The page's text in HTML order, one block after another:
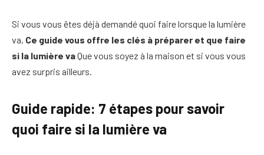
Si vous vous êtes déjà demandé quoi faire lorsque la lumière
va, Ce guide vous offre les clés à préparer et que faire
si la lumière vaQue vous soyez à la maison et si vous vous
avez surpris ailleurs.
Guide rapide: 7 étapes pour savoir
quoi faire si la lumière va